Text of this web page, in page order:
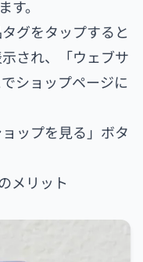
す。
グをタップすると
され、「ウェブサ
ショップページに
ップを見る」ボタ
メリット